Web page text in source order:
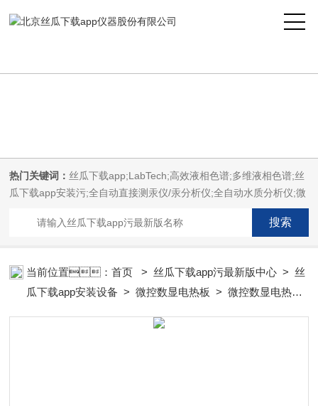
热门关键词： 丝瓜下载app;LabTech;高效液相色谱;多维液相色谱;丝
瓜下载app安装污;全自动直接测汞仪/汞分析仪;全自动水质分析仪;微
波消解萃取系统;微波合成系统;微波灰化磺化系统;全自动固相萃取系
统;Dryvap全自动溶剂蒸发系统;激光固体烧蚀进样系统;循环水冷却
（LIMS;超净丝瓜下载app安装设计与工程;通风柜;化学安全
柜;AAICPICP-MSUV-VISHPLC耗材和配件
当前位置：首页 >丝瓜下载app污最新版中心 >丝
瓜下载app安装设备 >微控数显电热板 > 微控数显电热板